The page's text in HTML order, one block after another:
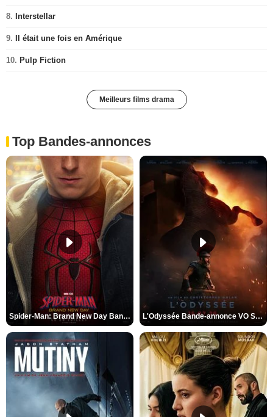
8. Interstellar
9. Il était une fois en Amérique
10. Pulp Fiction
Meilleurs films drama
Top Bandes-annonces
Spider-Man: Brand New Day Bande-annonce VO STFR L'Odyssée Bande-annonce VO STFR